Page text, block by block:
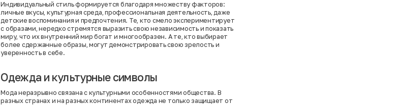
Индивидуальный стиль формируется благодаря множеству факторов:
личные вкусы, культурная среда, профессиональная деятельность, даже
детские воспоминания и предпочтения. Те, кто смело экспериментирует
с образами, нередко стремятся выразить свою независимость и показать
миру, что их внутренний мир богат и многообразен. А те, кто выбирает
более сдержанные образы, могут демонстрировать свою зрелость и
уверенность в себе.
Одежда и культурные символы
Мода неразрывно связана с культурными особенностями общества. В
разных странах и на разных континентах одежда не только защищает от